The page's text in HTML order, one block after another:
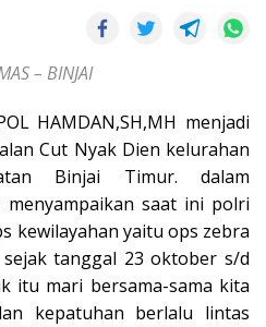
– BINJAI
HAMDAN,SH,MH menjadi
Cut Nyak Dien kelurahan
Binjai Timur. dalam
saat ini polri
kewilayahan yaitu ops zebra
tanggal 23 oktober s/d
itu mari bersama-sama kita
kepatuhan berlalu lintas